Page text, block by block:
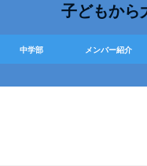
子どもから
中学部 メンバー紹介